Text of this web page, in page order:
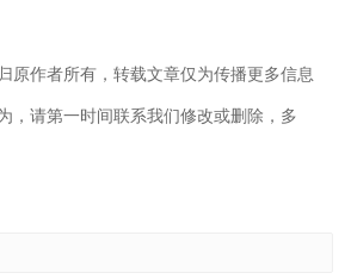
原作者所有，转载文章仅为传播更多信息
，请第一时间联系我们修改或删除，多